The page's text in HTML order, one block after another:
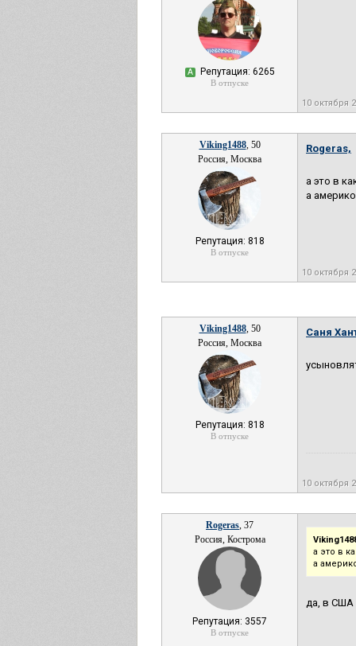
А Репутация: 6265
В отпуске
10 октября
Viking1488, 50
Россия, Москва
Репутация: 818
В отпуске
Rogeras,
а это в
а
10 октября
Viking1488, 50
Россия, Москва
Репутация: 818
В отпуске
Саня
10 октября
Rogeras, 37
Россия, Кострома
Репутация: 3557
В отпуске
а это в
а
да, в США